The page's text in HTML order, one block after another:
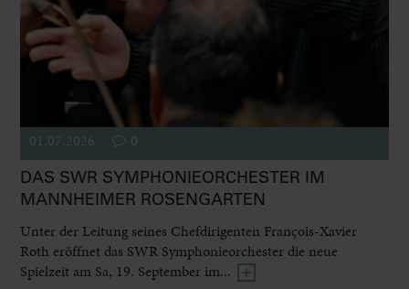
01.07.2026 0
DAS SWR SYMPHONIEORCHESTER IM
MANNHEIMER ROSENGARTEN
Unter der Leitung seines Chefdirigenten François-Xavier
Roth eröffnet das SWR Symphonieorchester die neue
Spielzeit am Sa, 19. September im...